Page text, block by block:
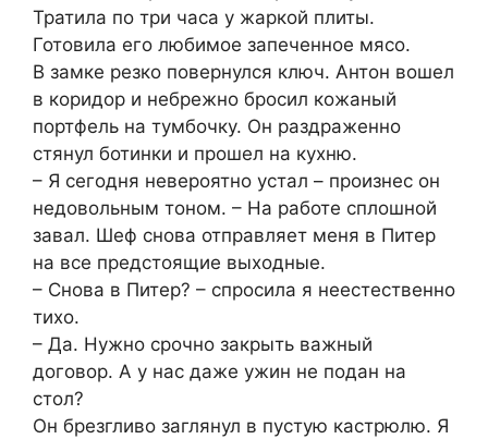
Тратила по три часа у жаркой плиты.
Готовила его любимое запеченное мясо.
В замке резко повернулся ключ. Антон вошел
в коридор и небрежно бросил кожаный
портфель на тумбочку. Он раздраженно
стянул ботинки и прошел на кухню.
– Я сегодня невероятно устал – произнес он
недовольным тоном. – На работе сплошной
завал. Шеф снова отправляет меня в Питер
на все предстоящие выходные.
– Снова в Питер? – спросила я неестественно
тихо.
– Да. Нужно срочно закрыть важный
договор. А у нас даже ужин не подан на
стол?
Он брезгливо заглянул в пустую кастрюлю. Я